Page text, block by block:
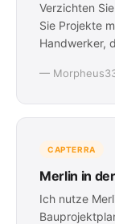
Verzichten
Sie Projekte
Handwerker,
—
CAPTERRA
Merlin in
Ich nutze